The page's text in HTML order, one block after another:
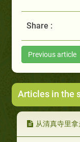
Share :
Previous article
Articles in the
从清真寺里拿走